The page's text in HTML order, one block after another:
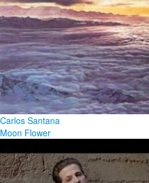
Carlos Santana
Moon Flower